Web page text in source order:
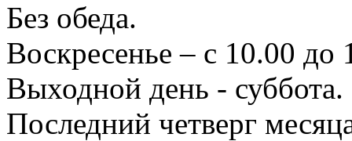
Без обеда.
Воскресенье – с 10.00 до
Выходной день - суббота.
Последний четверг